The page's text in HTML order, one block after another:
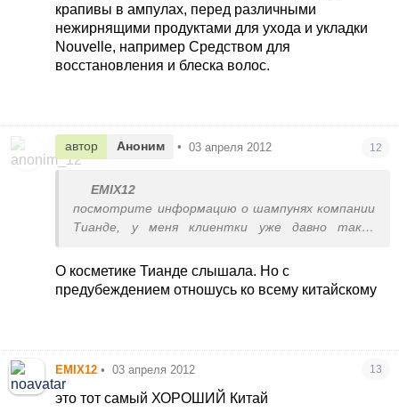
крапивы в ампулах, перед различными
нежирнящими продуктами для ухода и укладки
Nouvelle, например Средством для
восстановления и блеска волос.
автор Аноним • 03 апреля 2012 12
EMIX12
посмотрите информацию о шампунях компании
Тианде, у меня клиентки уже давно таких
помогают. Если в вашем городе нет,
обращайтесь-помогу
О косметике Тианде слышала. Но с
предубеждением отношусь ко всему китайскому
EMIX12 • 03 апреля 2012 13
это тот самый ХОРОШИЙ Китай